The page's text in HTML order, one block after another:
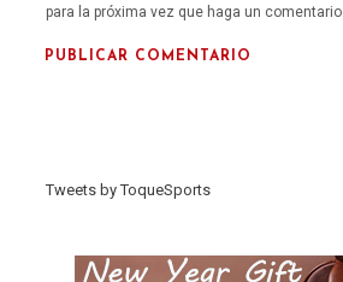
para la próxima vez que haga un comentario.
Tweets by ToqueSports